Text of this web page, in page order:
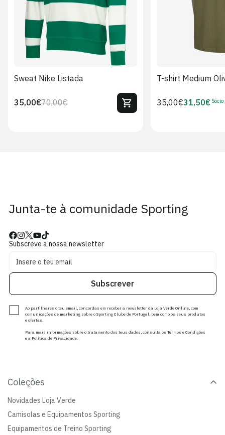
Sweat Nike Listada
Preço
70,00€Preço
35,00€
T-shirt Medium
Preço
35,00€Preço
31,50€ Sócio
Junta-te à comunidade Sporting
Subscreve a nossa newsletter
Subscrever
Ao partilhares o teu email, concordas em receber a newsletter da Loja Verde Online, com
comunicações de marketing sobre o Sporting Clube de Portugal, bem como os seus produtos
e ofertas.
Para mais informações sobre o tratamento dos teus dados, consulta os Termos e Condições
e a Política de Privacidade.
Coleções
Novidades Loja Verde
Camisolas e Equipamentos Sporting
Equipamentos de Treino Sporting